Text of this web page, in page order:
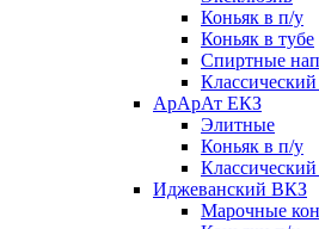
Коньяк в п/у
Коньяк в тубе
Спиртные
АрАрАт ЕКЗ
Элитные
Коньяк в п/у
Иджеванский ВКЗ
Марочные